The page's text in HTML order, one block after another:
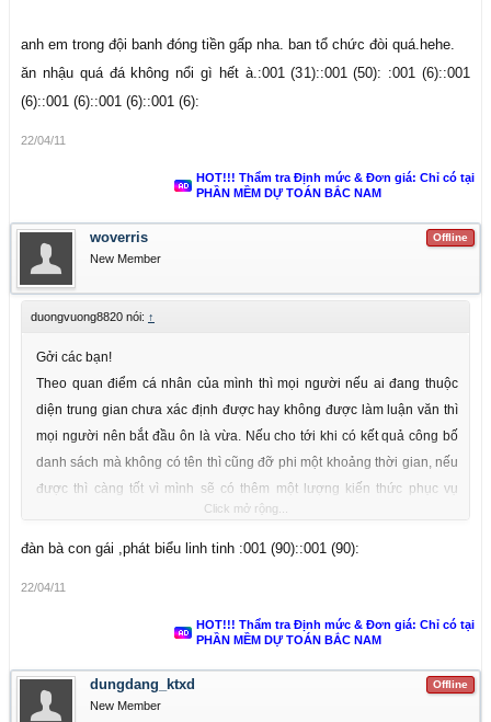
anh em trong đội banh đóng tiền gấp nha. ban tổ chức đòi quá.hehe.
ăn nhậu quá đá không nổi gì hết à.:001 (31)::001 (50): :001 (6)::001
(6)::001 (6)::001 (6)::001 (6):
22/04/11
HOT!!! Thẩm tra Định mức & Đơn giá: Chỉ có tại
PHẦN MỀM DỰ TOÁN BẮC NAM
Offline
woverris
New Member
duongvuong8820 nói: ↑
Gởi các bạn!
Theo quan điểm cá nhân của mình thì mọi người nếu ai đang thuộc
diện trung gian chưa xác định được hay không được làm luận văn thì
mọi người nên bắt đầu ôn là vừa. Nếu cho tới khi có kết quả công bố
danh sách mà không có tên thì cũng đỡ phi một khoảng thời gian, nếu
được thì càng tốt vì mình sẽ có thêm một lượng kiến thức phục vụ
không chỉ luận văn mà cho tới khi các bạn đi làm. Đừng lãng phí
khoảng thời gian này chỉ vì phải chờ đợi. Nếu không thì làm một
xin chúc toàn thể các bạn KX07, dù bất cứ ai thi hay làm luận văn cũng
đạt kết quả tốt như chính những gì các bạn đã bỏ ra.
Vương Dương
Click mở rộng...
đàn bà con gái ,phát biểu linh tinh :001 (90)::001 (90):
22/04/11
HOT!!! Thẩm tra Định mức & Đơn giá: Chỉ có tại
PHẦN MỀM DỰ TOÁN BẮC NAM
Offline
dungdang_ktxd
New Member